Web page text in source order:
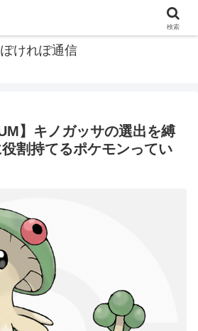
ぽけれぽ通信
】キノガッサの選出を縛
割持てるポケモンってい
検索